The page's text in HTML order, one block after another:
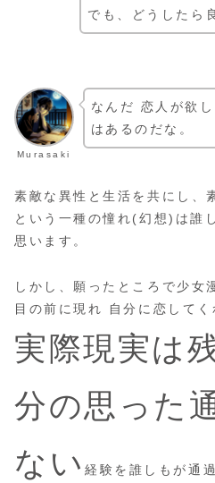
でも、どうしたら
Murasaki
なんだ 恋人が欲
はあるのだな。
素敵な異性と生活を共にし、
という一種の憧れ(幻想)は誰
思います。
しかし、願ったところで少女
目の前に現れ 自分に恋してく
実際現実は
分の思った
ない経験を誰しもが通